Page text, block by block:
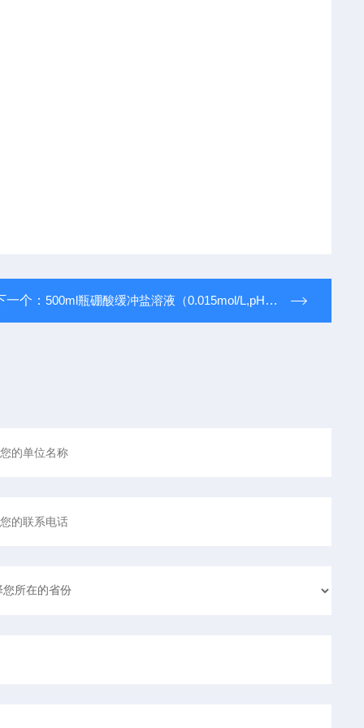
一个： 500ml瓶硼酸缓冲盐溶液（0.015mol/L,pH8.5）